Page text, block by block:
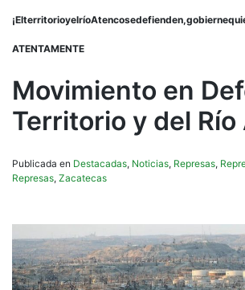
¡ElterritorioyelríoAtencosedefienden,gobierne
ATENTAMENTE
Movimiento en
Territorio y del Río
Publicada en Destacadas, Noticias, Represas,
Represas, Zacatecas